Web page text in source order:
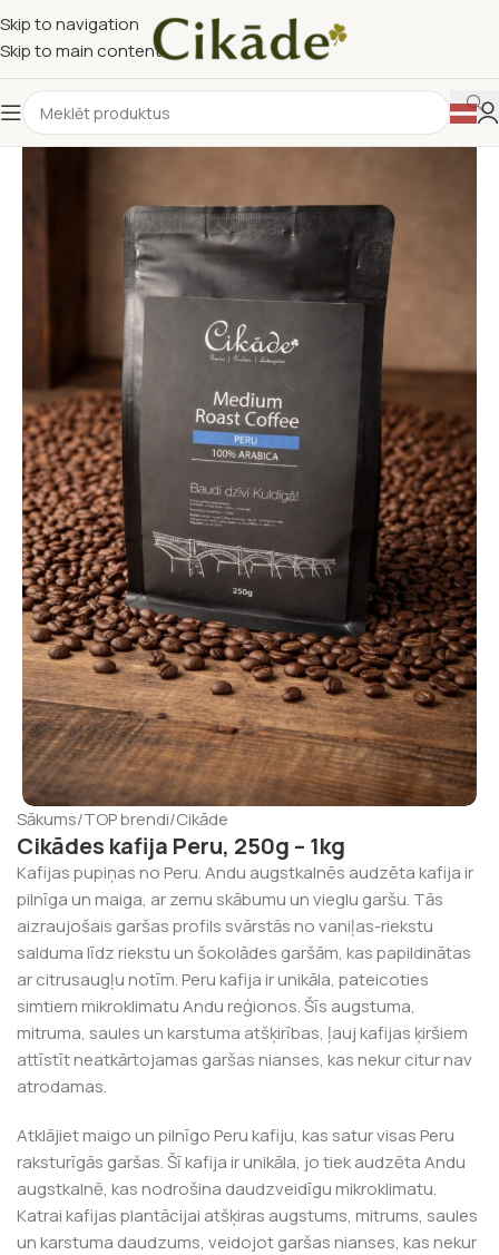
Skip to navigation
Skip to main content
Sākums/TOP brendi/Cikāde
Cikādes kafija Peru, 250g – 1kg
Kafijas pupiņas no Peru. Andu augstkalnēs audzēta kafija ir
pilnīga un maiga, ar zemu skābumu un vieglu garšu. Tās
aizraujošais garšas profils svārstās no vaniļas-riekstu
salduma līdz riekstu un šokolādes garšām, kas papildinātas
ar citrusaugļu notīm. Peru kafija ir unikāla, pateicoties
simtiem mikroklimatu Andu reģionos. Šīs augstuma,
mitruma, saules un karstuma atšķirības, ļauj kafijas ķiršiem
attīstīt neatkārtojamas garšas nianses, kas nekur citur nav
atrodamas.
Atklājiet maigo un pilnīgo Peru kafiju, kas satur visas Peru
raksturīgās garšas. Šī kafija ir unikāla, jo tiek audzēta Andu
augstkalnē, kas nodrošina daudzveidīgu mikroklimatu.
Katrai kafijas plantācijai atšķiras augstums, mitrums, saules
un karstuma daudzums, veidojot garšas nianses, kas nekur